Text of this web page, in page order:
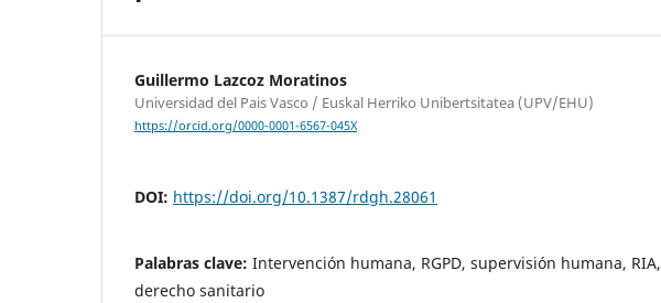
Guillermo Lazcoz Moratinos
Universidad del Pais Vasco / Euskal Herriko Unibertsitatea (UPV/EHU)
https://orcid.org/0000-0001-6567-045X
DOI: https://doi.org/10.1387/rdgh.28061
Palabras clave: Intervención humana, RGPD, supervisión humana, RIA,
derecho sanitario